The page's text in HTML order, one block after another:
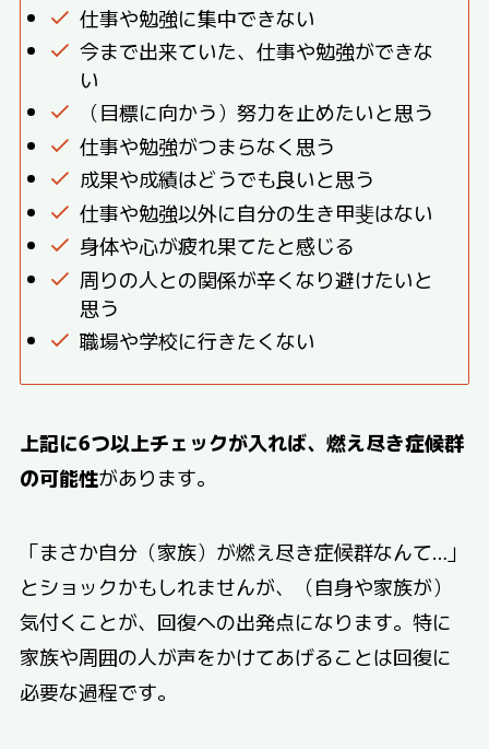
仕事や勉強に集中できない
今まで出来ていた、仕事や勉強ができな
い
（目標に向かう）努力を止めたいと思う
仕事や勉強がつまらなく思う
成果や成績はどうでも良いと思う
仕事や勉強以外に自分の生き甲斐はない
身体や心が疲れ果てたと感じる
周りの人との関係が辛くなり避けたいと
思う
職場や学校に行きたくない
上記に6つ以上チェックが入れば、燃え尽き症候群
の可能性があります。
「まさか自分（家族）が燃え尽き症候群なんて…」
とショックかもしれませんが、（自身や家族が）
気付くことが、回復への出発点になります。特に
家族や周囲の人が声をかけてあげることは回復に
必要な過程です。